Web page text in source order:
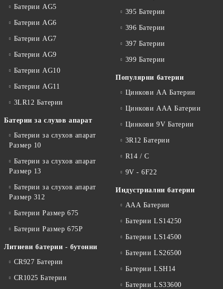
Батерии AG5
Батерии AG6
Батерии AG7
Батерии AG9
Батерии AG10
Батерии AG11
3LR12 Батерии
Батерии за слухов апарат
Батерии за слухов апарат
Размер 10
Батерии за слухов апарат
Размер 13
Батерии за слухов апарат
Размер 312
Батерии Размер 675
Батерии Размер 675P
Литиеви батерии - бутонни
CR927 Батерии
CR1025 Батерии
395 Батерии
396 Батерии
397 Батерии
399 Батерии
Популярни батерии
Цинкови АА Батерии
Цинкови ААА Батерии
Цинкови 9V Батерии
3R12 Батерии
R14 / C
9V - 6F22
Индустриални батерии
ААА Батерии
Батерии LS14250
Батерии LS14500
Батерии LS26500
Батерии LSH14
Батерии LS33600